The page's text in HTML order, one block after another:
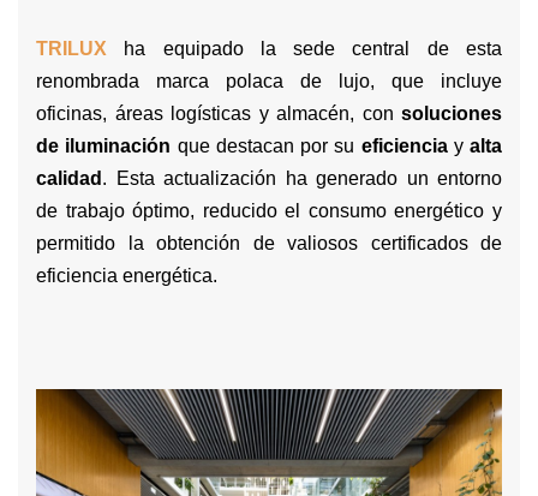
TRILUX ha equipado la sede central de esta
renombrada marca polaca de lujo, que incluye
oficinas, áreas logísticas y almacén, con soluciones
de iluminación que destacan por su eficienciay alta
calidad . Esta actualización ha generado un entorno
de trabajo óptimo, reducido el consumo energético y
permitido la obtención de valiosos certificados de
eficiencia energética.